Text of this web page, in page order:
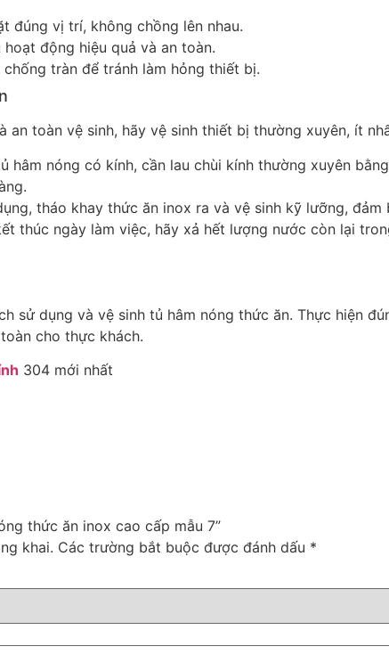
đúng vị trí, không chồng lên nhau.
động hiệu quả và an toàn.
tràn để tránh làm hỏng thiết bị.
an toàn vệ sinh, hãy vệ sinh thiết bị thường xuyên, ít
hâm nóng có kính, cần lau chùi kính thường xuyên
tháo khay thức ăn inox ra và vệ sinh kỹ lưỡng,
thúc ngày làm việc, hãy xả hết lượng nước còn lại
sử dụng và vệ sinh tủ hâm nóng thức ăn. Thực hiện
cho thực khách.
304 mới nhất
thức ăn inox cao cấp mẫu 7”
khai. Các trường bắt buộc được đánh dấu *